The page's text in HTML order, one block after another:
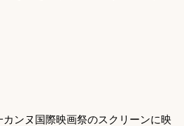
ンヌ国際映画祭のスクリーンに映